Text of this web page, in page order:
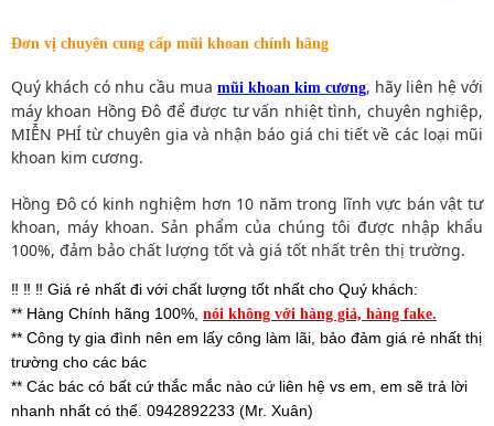
Đơn vị chuyên cung cấp mũi khoan chính hãng
Quý khách có nhu cầu mua mũi khoan kim cương, hãy liên hệ với
máy khoan Hồng Đô để được tư vấn nhiệt tình, chuyên nghiệp,
MIỄN PHÍ từ chuyên gia và nhận báo giá chi tiết về các loại mũi
khoan kim cương.
Hồng Đô có kinh nghiệm hơn 10 năm trong lĩnh vực bán vật tư
khoan, máy khoan. Sản phẩm của chúng tôi được nhập khẩu
100%, đảm bảo chất lượng tốt và giá tốt nhất trên thị trường.
‼ ️ ‼️ ‼️ Giá rẻ nhất đi với chất lượng tốt nhất cho Quý khách:
** Hàng Chính hãng 100%, nói không với hàng giả, hàng fake.
** Công ty gia đình nên em lấy công làm lãi, bảo đảm giá rẻ nhất thị
trường cho các bác
** Các bác có bất cứ thắc mắc nào cứ liên hệ vs em, em sẽ trả lời
nhanh nhất có thể. 0942892233 (Mr. Xuân)